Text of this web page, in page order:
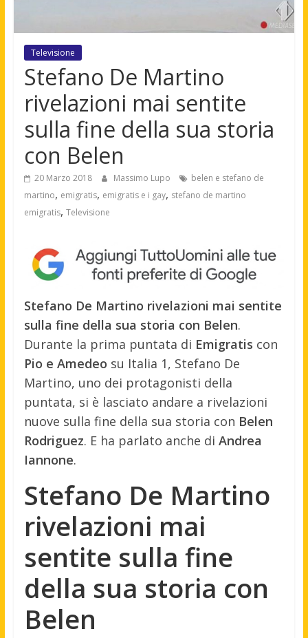
Televisione
Stefano De Martino
rivelazioni mai sentite
sulla fine della sua storia
con Belen
20 Marzo 2018 Massimo Lupo
belen e stefano de
martino, emigratis, emigratis e i gay, stefano de martino
emigratis, Televisione
Stefano De Martino rivelazioni mai sentite
sulla fine della sua storia con Belen.
Durante la prima puntata di Emigratis con
Pio e Amedeo su Italia 1, Stefano De
Martino, uno dei protagonisti della
puntata, si è lasciato andare a rivelazioni
nuove sulla fine della sua storia con Belen
Rodriguez. E ha parlato anche di Andrea
Iannone.
Stefano De Martino
rivelazioni mai
sentite sulla fine
della sua storia con
Belen